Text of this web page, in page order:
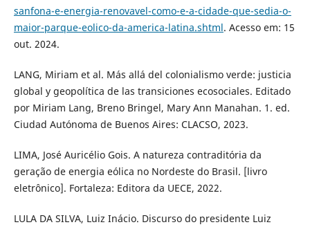
sanfona-e-energia-renovavel-como-e-a-cidade-que-sedia-o-
maior-parque-eolico-da-america-latina.shtml. Acesso em: 15
out. 2024.
LANG, Miriam et al. Más allá del colonialismo verde: justicia
global y geopolítica de las transiciones ecosociales. Editado
por Miriam Lang, Breno Bringel, Mary Ann Manahan. 1. ed.
Ciudad Autónoma de Buenos Aires: CLACSO, 2023.
LIMA, José Auricélio Gois. A natureza contraditória da
geração de energia eólica no Nordeste do Brasil. [livro
eletrônico]. Fortaleza: Editora da UECE, 2022.
LULA DA SILVA, Luiz Inácio. Discurso do presidente Luiz